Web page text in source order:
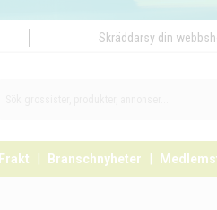
Skräddarsy din
Frakt Branschnyheter